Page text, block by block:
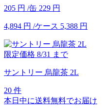
205 円 /缶 229 円
4,894 円 /ケース 5,388 円
限定価格 8/31 まで
サントリー 烏龍茶 2L
20 件
本日中に送料無料でお届け